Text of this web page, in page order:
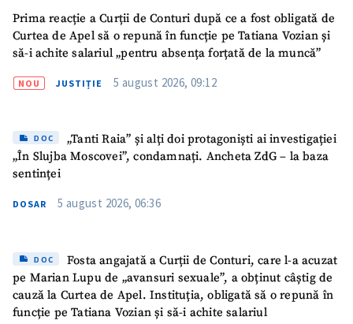
Prima reacție a Curții de Conturi după ce a fost obligată de
Curtea de Apel să o repună în funcție pe Tatiana Vozian și
să-i achite salariul „pentru absența forțată de la muncă”
NOU JUSTIȚIE 5 august 2026, 09:12
DOC
„Tanti Raia” și alți doi protagoniști ai investigației
„În Slujba Moscovei”, condamnați. Ancheta ZdG – la baza
sentinței
DOSAR 5 august 2026, 06:36
DOC
Fosta angajată a Curții de Conturi, care l-a acuzat
pe Marian Lupu de „avansuri sexuale”, a obținut câștig de
cauză la Curtea de Apel. Instituția, obligată să o repună în
funcție pe Tatiana Vozian și să-i achite salariul